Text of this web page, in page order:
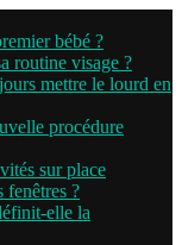
bébé ?
routine visage ?
mettre le lourd en
procédure
sur place
?
elle la